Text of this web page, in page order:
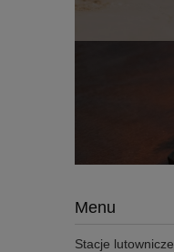
Menu
Stacje lutownicze